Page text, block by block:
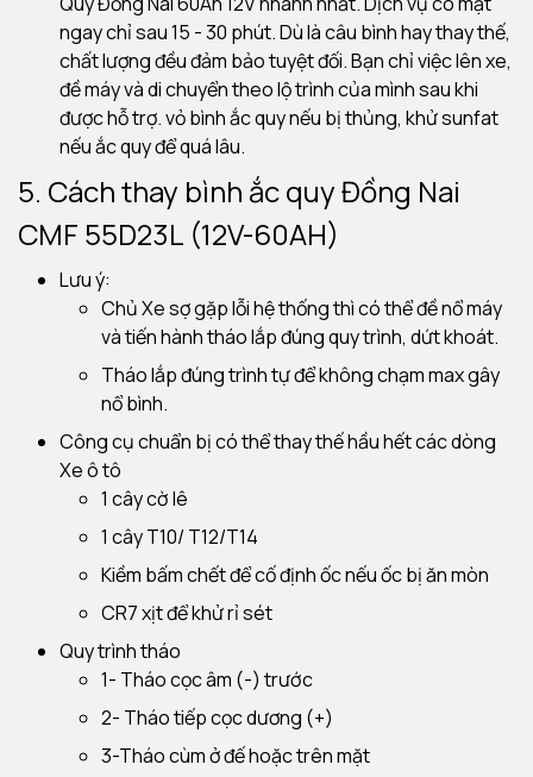
ngay chỉ sau 15 - 30 phút. Dù là câu bình hay thay thế,
chất lượng đều đảm bảo tuyệt đối. Bạn chỉ việc lên xe,
đề máy và di chuyển theo lộ trình của mình sau khi
được hỗ trợ. vỏ bình ắc quy nếu bị thủng, khử sunfat
nếu ắc quy để quá lâu.
5. Cách thay bình ắc quy Đồng Nai
CMF 55D23L (12V-60AH)
Lưu ý:
Chủ Xe sợ gặp lỗi hệ thống thì có thể đề nổ máy
và tiến hành tháo lắp đúng quy trình, dứt khoát.
Tháo lắp đúng trình tự để không chạm max gây
nổ bình.
Công cụ chuẩn bị có thể thay thế hầu hết các dòng
Xe ô tô
1 cây cờ lê
1 cây T10/ T12/T14
Kiềm bấm chết để cố định ốc nếu ốc bị ăn mòn
CR7 xịt để khử rỉ sét
Quy trình tháo
1- Tháo cọc âm (-) trước
2- Tháo tiếp cọc dương (+)
3-Tháo cùm ở đế hoặc trên mặt